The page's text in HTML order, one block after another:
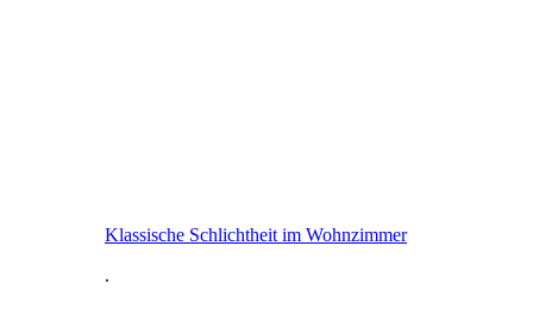
Klassische Schlichtheit im Wohnzimmer
.